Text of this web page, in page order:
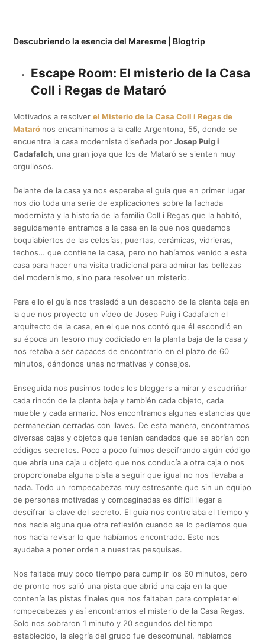
Descubriendo la esencia del Maresme | Blogtrip
Escape Room: El misterio de la Casa
Coll i Regas de Mataró
Motivados a resolverel Misterio de la Casa Coll i Regas de
Mataró nos encaminamos a la calle Argentona, 55, donde se
encuentra la casa modernista diseñada porJosep Puig i
Cadafalch, una gran joya que los de Mataró se sienten muy
orgullosos.
Delante de la casa ya nos esperaba el guía que en primer lugar
nos dio toda una serie de explicaciones sobre la fachada
modernista y la historia de la familia Coll i Regas que la habitó,
seguidamente entramos a la casa en la que nos quedamos
boquiabiertos de las celosías, puertas, cerámicas, vidrieras,
techos… que contiene la casa, pero no habíamos venido a esta
casa para hacer una visita tradicional para admirar las bellezas
del modernismo, sino para resolver un misterio.
Para ello el guía nos trasladó a un despacho de la planta baja en
la que nos proyecto un vídeo de Josep Puig i Cadafalch el
arquitecto de la casa, en el que nos contó que él escondió en
su época un tesoro muy codiciado en la planta baja de la casa y
nos retaba a ser capaces de encontrarlo en el plazo de 60
minutos, dándonos unas normativas y consejos.
Enseguida nos pusimos todos los bloggers a mirar y escudriñar
cada rincón de la planta baja y también cada objeto, cada
mueble y cada armario. Nos encontramos algunas estancias que
permanecían cerradas con llaves. De esta manera, encontramos
diversas cajas y objetos que tenían candados que se abrían con
códigos secretos. Poco a poco fuimos descifrando algún código
que abría una caja u objeto que nos conducía a otra caja o nos
proporcionaba alguna pista a seguir que igual no nos llevaba a
nada. Todo un rompecabezas muy estresante que sin un equipo
de personas motivadas y compaginadas es difícil llegar a
descifrar la clave del secreto. El guía nos controlaba el tiempo y
nos hacia alguna que otra reflexión cuando se lo pedíamos que
nos hacia revisar lo que habíamos encontrado. Esto nos
ayudaba a poner orden a nuestras pesquisas.
Nos faltaba muy poco tiempo para cumplir los 60 minutos, pero
de pronto nos salió una pista que abrió una caja en la que
contenía las pistas finales que nos faltaban para completar el
rompecabezas y así encontramos el misterio de la Casa Regas.
Solo nos sobraron 1 minuto y 20 segundos del tiempo
establecido, la alegría del grupo fue descomunal, habíamos